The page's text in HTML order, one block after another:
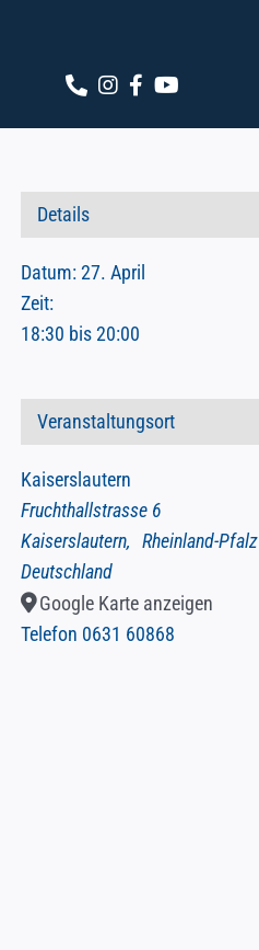
Details
Datum:27. April
Zeit:
18:30 bis 20:00
Veranstaltungsort
Kaiserslautern
Fruchthallstrasse 6
Kaiserslautern, Rheinland-Pfalz
Deutschland
Google Karte anzeigen
Telefon 0631 60868